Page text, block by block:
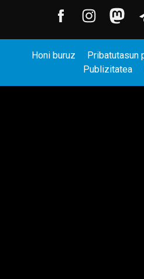
Honi buruz Pribatutasun
Publizitatea